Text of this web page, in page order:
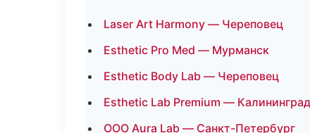
Laser Art Harmony — Череповец
Esthetic Pro Med — Мурманск
Esthetic Body Lab — Череповец
Esthetic Lab Premium — Калининград
ООО Aura Lab — Санкт-Петербург